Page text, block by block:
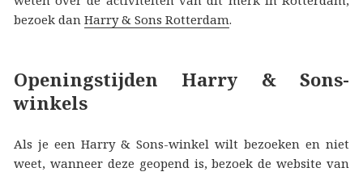
bezoek dan Harry & Sons Rotterdam.
Openingstijden Harry & Sons-
winkels
Als je een Harry & Sons-winkel wilt bezoeken en niet
weet, wanneer deze geopend is, bezoek de website van